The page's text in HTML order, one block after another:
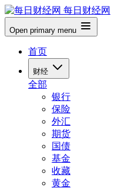
每日财经网
Open primary menu
首页
财经
全部
银行
保险
外汇
期货
国债
基金
收藏
黄金